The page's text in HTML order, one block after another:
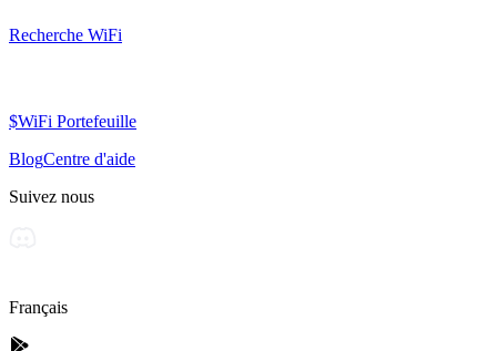
Recherche WiFi
$WiFi Portefeuille
BlogCentre d'aide
Suivez nous
Français